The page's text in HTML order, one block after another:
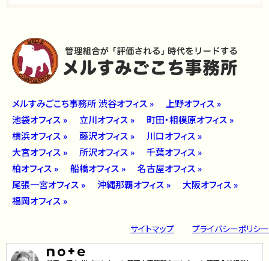
メルすみごこち事務所 渋谷オフィス »
上野オフィス »
池袋オフィス »
立川オフィス »
町田・相模原オフィス »
横浜オフィス »
藤沢オフィス »
川口オフィス »
大宮オフィス »
所沢オフィス »
千葉オフィス »
柏オフィス »
船橋オフィス »
名古屋オフィス »
尾張一宮オフィス »
沖縄那覇オフィス »
大阪オフィス »
福岡オフィス »
サイトマップ プライバシーポリシー